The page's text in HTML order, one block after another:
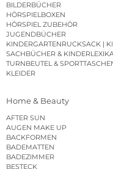
BILDERBÜCHER
HÖRSPIELBOXEN
HÖRSPIEL ZUBEHÖR
JUGENDBÜCHER
SACHBÜCHER &
TURNBEUTEL &
KLEIDER
Home & Beauty
AFTER SUN
AUGEN MAKE UP
BACKFORMEN
BADEMATTEN
BADEZIMMER
BESTECK